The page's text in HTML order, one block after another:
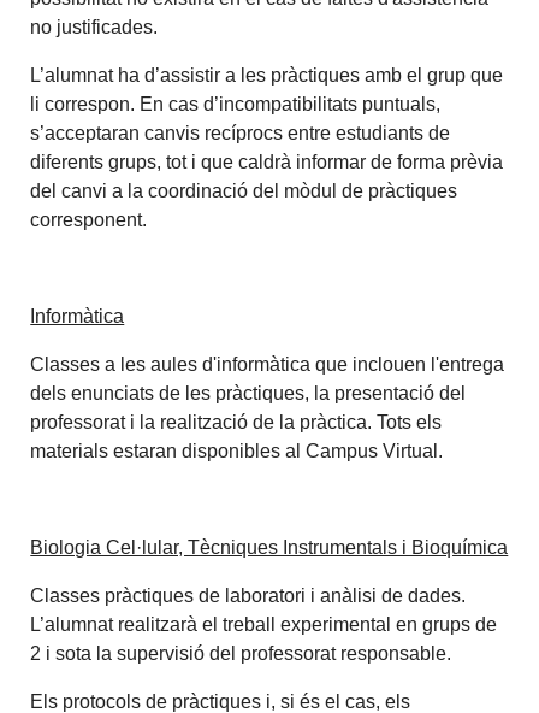
no justificades.
L’alumnat ha d’assistir a les pràctiques amb el grup que
li correspon. En cas d’incompatibilitats puntuals,
s’acceptaran canvis recíprocs entre estudiants de
diferents grups, tot i que caldrà informar de forma prèvia
del canvi a la coordinació del mòdul de pràctiques
corresponent.
Informàtica
Classes a les aules d'informàtica que inclouen l'entrega
dels enunciats de les pràctiques, la presentació del
professorat i la realització de la pràctica. Tots els
materials estaran disponibles al Campus Virtual.
Biologia Cel·lular, Tècniques Instrumentals i Bioquímica
Classes pràctiques de laboratori i anàlisi de dades.
L’alumnat realitzarà el treball experimental en grups de
2 i sota la supervisió del professorat responsable.
Els protocols de pràctiques i, si és el cas, els